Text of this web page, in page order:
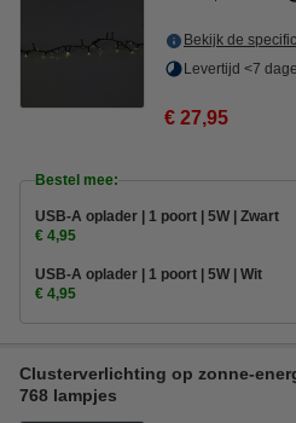
Bekijk de
Levertijd <7
€ 27,95
Bestel mee:
USB-A oplader | 1 poort | 5W | Zwart
€ 4,95
USB-A oplader | 1 poort | 5W | Wit
€ 4,95
Clusterverlichting op zonne-
768 lampjes